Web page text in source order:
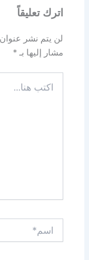
اترك تعليقاً
لن يتم نشر
مشار إليها بـ*
هنا...